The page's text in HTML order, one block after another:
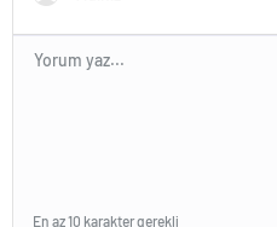
En az 10 karakter gerekli